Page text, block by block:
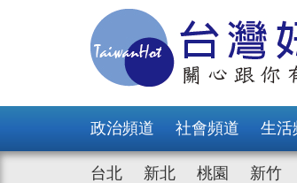
政治頻道 社會頻道 生活
台北 新北 桃園 新竹